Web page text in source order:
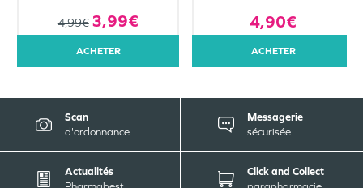
4,99€ 3,99€
ACHETER
4,90€
ACHETER
Scan
d'ordonnance
Messagerie
sécurisée
Actualités
Pharmabest
Click and Collect
parapharmacie